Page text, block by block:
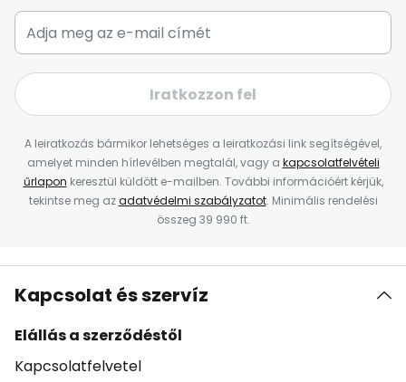
Iratkozzon fel
A leiratkozás bármikor lehetséges a leiratkozási link segítségével,
amelyet minden hírlevélben megtalál, vagy a kapcsolatfelvételi
űrlapon keresztül küldött e-mailben. További információért kérjük,
tekintse meg azadatvédelmi szabályzatot. Minimális rendelési
összeg 39 990 ft.
Kapcsolat és szervíz
Elállás a szerződéstől
Kapcsolatfelvetel